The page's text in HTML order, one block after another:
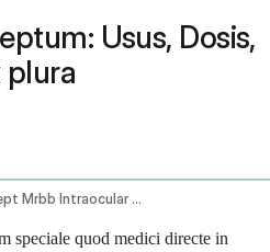
Usus, Dosis,
plura
Aflibercept Mrbb Intraocular Route
speciale quod medici directe in